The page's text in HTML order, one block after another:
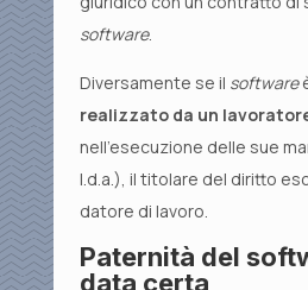
software.
Diversamente se il software
realizzato da un
nell’esecuzione delle sue
l.d.a.), il titolare del diritto
datore di lavoro.
Paternità del
data certa